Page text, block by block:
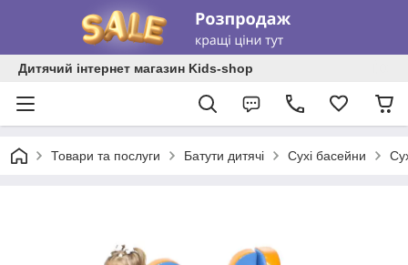
Дитячий інтернет магазин Kids-shop
Товари та послуги Батути дитячі Сухі басейни